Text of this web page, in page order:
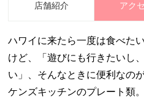
店舗紹介 アク
ハワイに来たら一度は食べた
けど、「遊びにも行きたいし
い」、そんなときに便利なの
ケンズキッチンのプレート類